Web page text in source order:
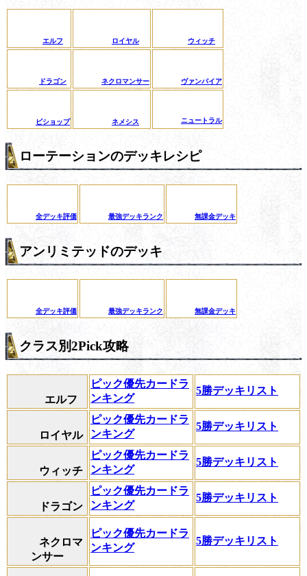
エルフ ロイヤル ウィッチ
ドラゴン ネクロマンサー ヴァンパイア
ビショップ ネメシス ニュートラル
ローテーションのデッキレシピ
全デッキ評価 最強デッキランク 無課金デッキ
アンリミテッドのデッキ
全デッキ評価 最強デッキランク 無課金デッキ
クラス別2Pick攻略
エルフ
ピック優先カードラ
ンキング
5勝デッキリスト
ロイヤル
ピック優先カードラ
ンキング
5勝デッキリスト
ウィッチ
ピック優先カードラ
ンキング
5勝デッキリスト
ドラゴン
ピック優先カードラ
ンキング
5勝デッキリスト
ネクロマ
ンサー
ピック優先カードラ
ンキング
5勝デッキリスト